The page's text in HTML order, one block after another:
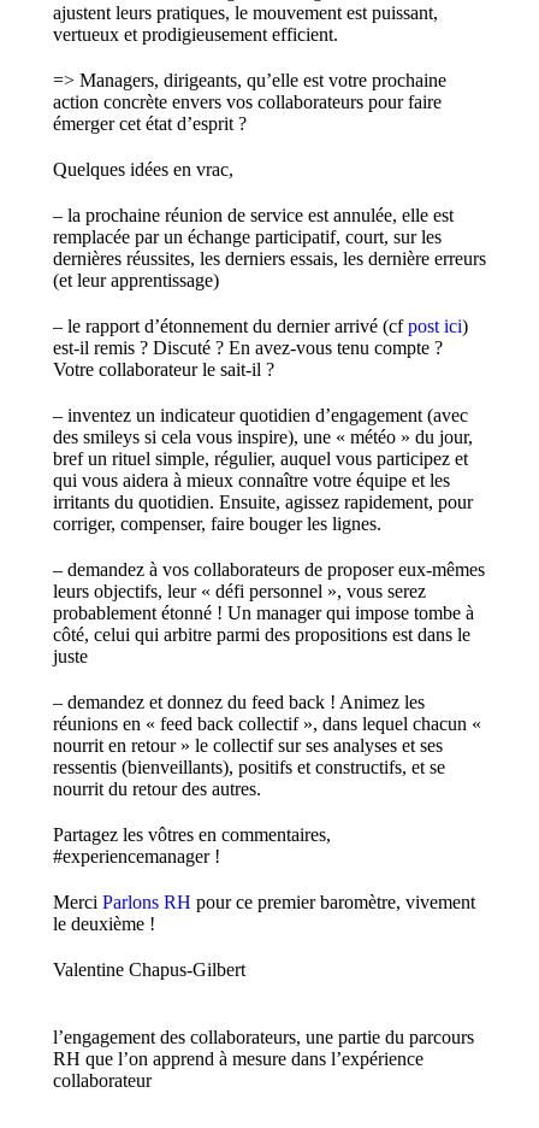
ajustent leurs pratiques, le mouvement est puissant,
vertueux et prodigieusement efficient.
=> Managers, dirigeants, qu’elle est votre prochaine
action concrète envers vos collaborateurs pour faire
émerger cet état d’esprit ?
Quelques idées en vrac,
– la prochaine réunion de service est annulée, elle est
remplacée par un échange participatif, court, sur les
dernières réussites, les derniers essais, les dernière erreurs
(et leur apprentissage)
– le rapport d’étonnement du dernier arrivé (cfpost ici)
est-il remis ? Discuté ? En avez-vous tenu compte ?
Votre collaborateur le sait-il ?
– inventez un indicateur quotidien d’engagement (avec
des smileys si cela vous inspire), une « météo » du jour,
bref un rituel simple, régulier, auquel vous participez et
qui vous aidera à mieux connaître votre équipe et les
irritants du quotidien. Ensuite, agissez rapidement, pour
corriger, compenser, faire bouger les lignes.
– demandez à vos collaborateurs de proposer eux-mêmes
leurs objectifs, leur « défi personnel », vous serez
probablement étonné ! Un manager qui impose tombe à
côté, celui qui arbitre parmi des propositions est dans le
juste
– demandez et donnez du feed back ! Animez les
réunions en « feed back collectif », dans lequel chacun «
nourrit en retour » le collectif sur ses analyses et ses
ressentis (bienveillants), positifs et constructifs, et se
nourrit du retour des autres.
Partagez les vôtres en commentaires,
#experiencemanager !
Merci Parlons RH pour ce premier baromètre, vivement
le deuxième !
Valentine Chapus-Gilbert
l’engagement des collaborateurs, une partie du parcours
RH que l’on apprend à mesure dans l’expérience
collaborateur